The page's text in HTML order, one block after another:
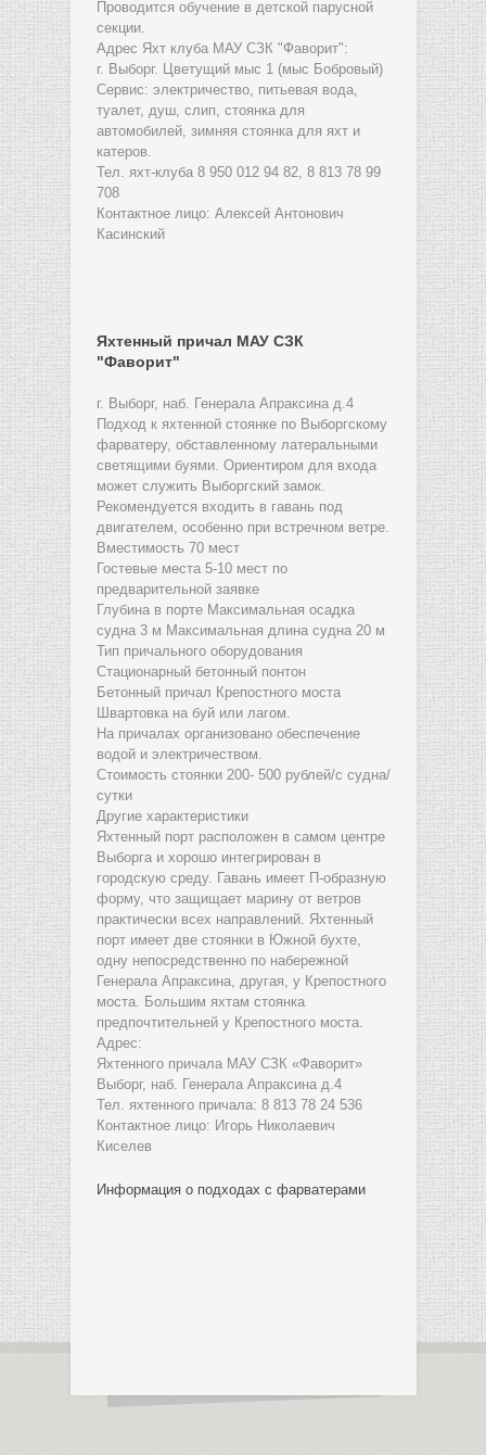
Проводится обучение в детской парусной
секции.
Адрес Яхт клуба МАУ СЗК "Фаворит":
г. Выборг. Цветущий мыс 1 (мыс Бобровый)
Сервис: электричество, питьевая вода,
туалет, душ, слип, стоянка для
автомобилей, зимняя стоянка для яхт и
катеров.
Тел. яхт-клуба 8 950 012 94 82, 8 813 78 99
708
Контактное лицо: Алексей Антонович
Касинский
Яхтенный причал МАУ СЗК
"Фаворит"
г. Выборг, наб. Генерала Апраксина д.4
Подход к яхтенной стоянке по Выборгскому
фарватеру, обставленному латеральными
светящими буями. Ориентиром для входа
может служить Выборгский замок.
Рекомендуется входить в гавань под
двигателем, особенно при встречном ветре.
Вместимость 70 мест
Гостевые места 5-10 мест по
предварительной заявке
Глубина в порте Максимальная осадка
судна 3 м Максимальная длина судна 20 м
Тип причального оборудования
Стационарный бетонный понтон
Бетонный причал Крепостного моста
Швартовка на буй или лагом.
На причалах организовано обеспечение
водой и электричеством.
Стоимость стоянки 200- 500 рублей/с судна/
сутки
Другие характеристики
Яхтенный порт расположен в самом центре
Выборга и хорошо интегрирован в
городскую среду. Гавань имеет П-образную
форму, что защищает марину от ветров
практически всех направлений. Яхтенный
порт имеет две стоянки в Южной бухте,
одну непосредственно по набережной
Генерала Апраксина, другая, у Крепостного
моста. Большим яхтам стоянка
предпочтительней у Крепостного моста.
Адрес:
Яхтенного причала МАУ СЗК «Фаворит»
Выборг, наб. Генерала Апраксина д.4
Тел. яхтенного причала: 8 813 78 24 536
Контактное лицо: Игорь Николаевич
Киселев
Информация о подходах с фарватерами